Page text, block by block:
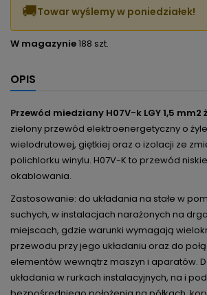
🚚Towar wyślemy w poniedziałek!
W magazynie188 szt.
OPIS
Przewód miedziany H07V-k LGY 1,5 mm2
zielony przewód elektroenergetyczny o
wielodrutowej, giętkiej oraz o izolacji ze
polichlorku winylu. H07V-K to przewód
okablowania.
Zastosowanie: do układania na stałe w
suchych, w instalacjach narażonych na
miejscach, gdzie warunki wymagają
przewodu przy jego układaniu oraz do
elementów wewnątrz maszyn i aparatów.
układania w rurkach instalacyjnych, na i